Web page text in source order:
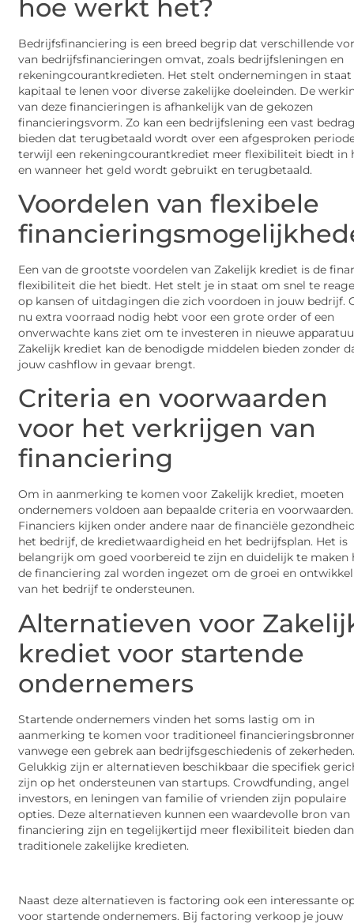
hoe werkt het?
Bedrijfsfinanciering is een breed begrip dat verschillende
van bedrijfsfinancieringen omvat, zoals bedrijfsleningen en
rekeningcourantkredieten. Het stelt ondernemingen in
kapitaal te lenen voor diverse zakelijke doeleinden. De
van deze financieringen is afhankelijk van de gekozen
financieringsvorm. Zo kan een bedrijfslening een vast
bieden dat terugbetaald wordt over een afgesproken
terwijl een rekeningcourantkrediet meer flexibiliteit biedt in
en wanneer het geld wordt gebruikt en terugbetaald.
Voordelen van flexibele
Een van de grootste voordelen van Zakelijk krediet is de
flexibiliteit die het biedt. Het stelt je in staat om snel te
op kansen of uitdagingen die zich voordoen in jouw bedrijf.
nu extra voorraad nodig hebt voor een grote order of een
onverwachte kans ziet om te investeren in nieuwe
Zakelijk krediet kan de benodigde middelen bieden zonder
jouw cashflow in gevaar brengt.
Criteria en voorwaarden
voor het verkrijgen van
financiering
Om in aanmerking te komen voor Zakelijk krediet, moeten
ondernemers voldoen aan bepaalde criteria en voorwaarden.
Financiers kijken onder andere naar de financiële
het bedrijf, de kredietwaardigheid en het bedrijfsplan. Het is
belangrijk om goed voorbereid te zijn en duidelijk te maken
de financiering zal worden ingezet om de groei en
van het bedrijf te ondersteunen.
Alternatieven voor
krediet voor startende
ondernemers
Startende ondernemers vinden het soms lastig om in
aanmerking te komen voor traditioneel
vanwege een gebrek aan bedrijfsgeschiedenis of
Gelukkig zijn er alternatieven beschikbaar die specifiek
zijn op het ondersteunen van startups. Crowdfunding, angel
investors, en leningen van familie of vrienden zijn populaire
opties. Deze alternatieven kunnen een waardevolle bron van
financiering zijn en tegelijkertijd meer flexibiliteit bieden dan
traditionele zakelijke kredieten.
Naast deze alternatieven is factoring ook een interessante
voor startende ondernemers. Bij factoring verkoop je jouw